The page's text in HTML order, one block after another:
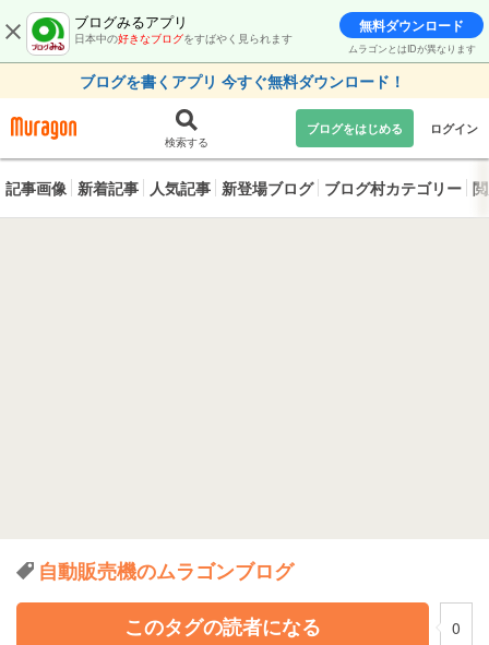
ブログみるアプリ
日本中の好きなブログをすばやく見られます
無料ダウンロード
ムラゴンとはIDが異なります
ブログを書くアプリ 今すぐ無料ダウンロード！
検索する
ブログをはじめる ログイン
記事画像 新着記事 人気記事 新登場ブログ ブログ村カテゴリー
自動販売機のムラゴンブログ
このタグの読者になる
0